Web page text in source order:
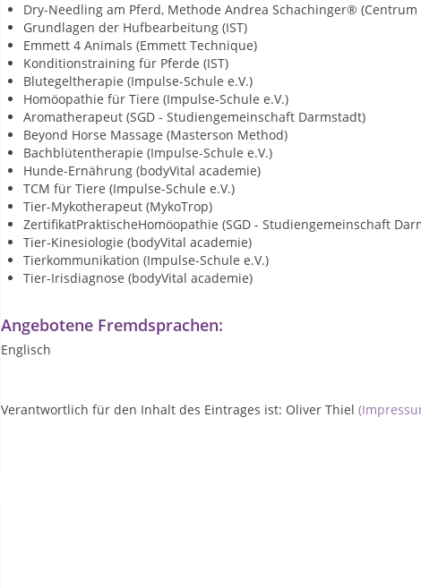
Dry-Needling am Pferd, Methode Andrea Schachinger®
Grundlagen der Hufbearbeitung (IST)
Emmett 4 Animals (Emmett Technique)
Konditionstraining für Pferde (IST)
Blutegeltherapie (Impulse-Schule e.V.)
Homöopathie für Tiere (Impulse-Schule e.V.)
Aromatherapeut (SGD - Studiengemeinschaft Darmstadt)
Beyond Horse Massage (Masterson Method)
Bachblütentherapie (Impulse-Schule e.V.)
Hunde-Ernährung (bodyVital academie)
TCM für Tiere (Impulse-Schule e.V.)
Tier-Mykotherapeut (MykoTrop)
ZertifikatPraktischeHomöopathie (SGD - Studiengemeinschaft
Tier-Kinesiologie (bodyVital academie)
Tierkommunikation (Impulse-Schule e.V.)
Tier-Irisdiagnose (bodyVital academie)
Angebotene Fremdsprachen:
Englisch
Verantwortlich für den Inhalt des Eintrages ist: Oliver Thiel